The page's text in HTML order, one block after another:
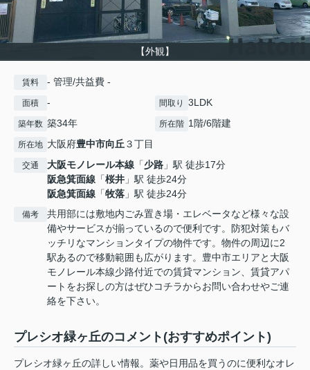
【外観】
賃料 - 管理/共益費 -
面積 - 間取り 3LDK
築年数 築34年 所在階 1階/6階建
所在地 大阪府豊中市向丘３丁目
交通 大阪モノレール本線 「少路 」駅 徒歩17分
阪急箕面線 「桜井 」駅 徒歩24分
阪急箕面線 「牧落 」駅 徒歩24分
備考
共用部には敷地内ごみ置き場・エレベータなど様々な設
備やサービスが揃っているので便利です。防犯対策もバ
ッチリなマンションタイプの物件です。物件の周辺に2
駅あるので移動範囲も広がります。豊中市エリアと大阪
モノレール本線少路付近での賃貸マンション、賃貸アパ
ートをお探しの方はぜひコチラからお問い合わせやご連
絡を下さい。
プレシオ緑ヶ丘のコメント(おすすめポイント)
プレシオ緑ヶ丘の詳しい情報。薬や日用品を買うのに便利なオレ